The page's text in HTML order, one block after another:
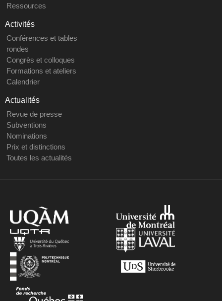
Ressources
Activités
Conférences et tables
rondes
Congrès et colloques
Formations et ateliers
Calendrier
Actualités
Revue de presse
Subventions
Nominations
Prix et distinctions
Toutes les actualités